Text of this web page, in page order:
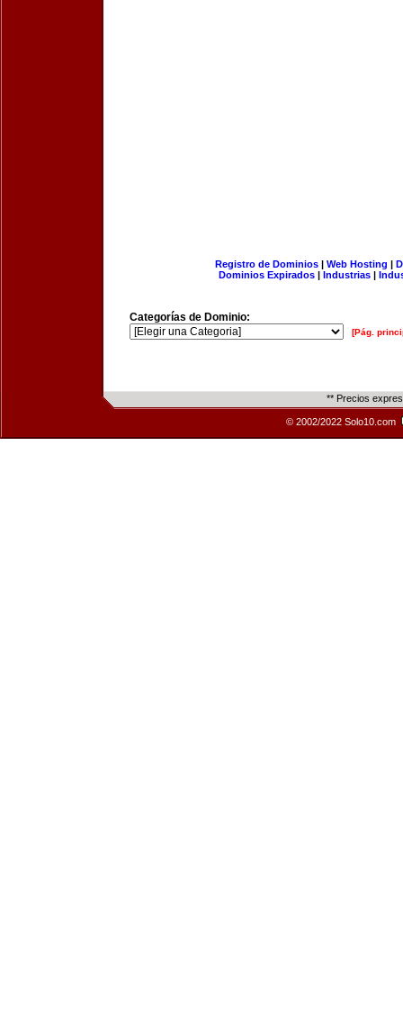
Registro de Dominios| Web Hosting |
Dominios Expirados | Industrias |
Categorías de Dominio:
[Pág.
** Precios
© 2002/2022 Solo10.com